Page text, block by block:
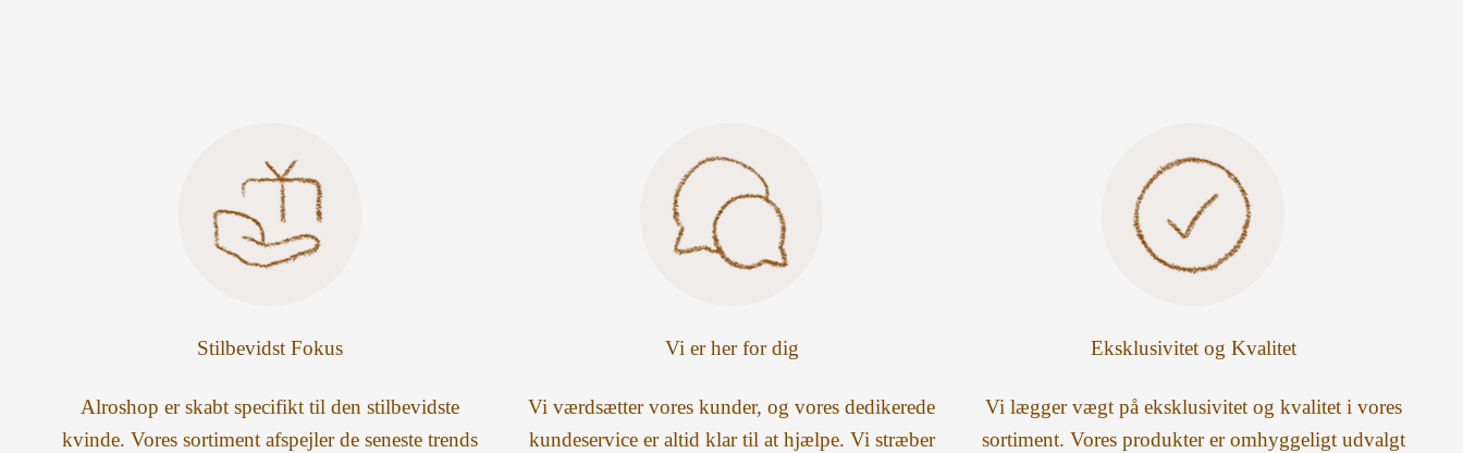
Stilbevidst Fokus
Alroshop er skabt specifikt til den stilbevidste
kvinde. Vores sortiment afspejler de seneste trends
Vi er her for dig
Vi værdsætter vores kunder, og vores dedikerede
kundeservice er altid klar til at hjælpe. Vi stræber
Eksklusivitet og Kvalitet
Vi lægger vægt på eksklusivitet og kvalitet i vores
sortiment. Vores produkter er omhyggeligt udvalgt